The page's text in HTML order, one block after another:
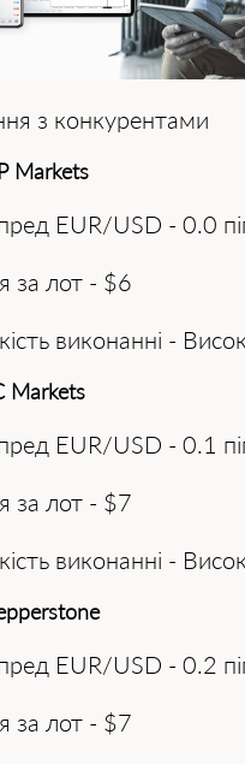
з конкурентами
Mаrkets
EUR/USD - 0.0
за лот - $6
виконанні -
Mаrkets
EUR/USD - 0.1
за лот - $7
виконанні -
EUR/USD - 0.2
за лот - $7